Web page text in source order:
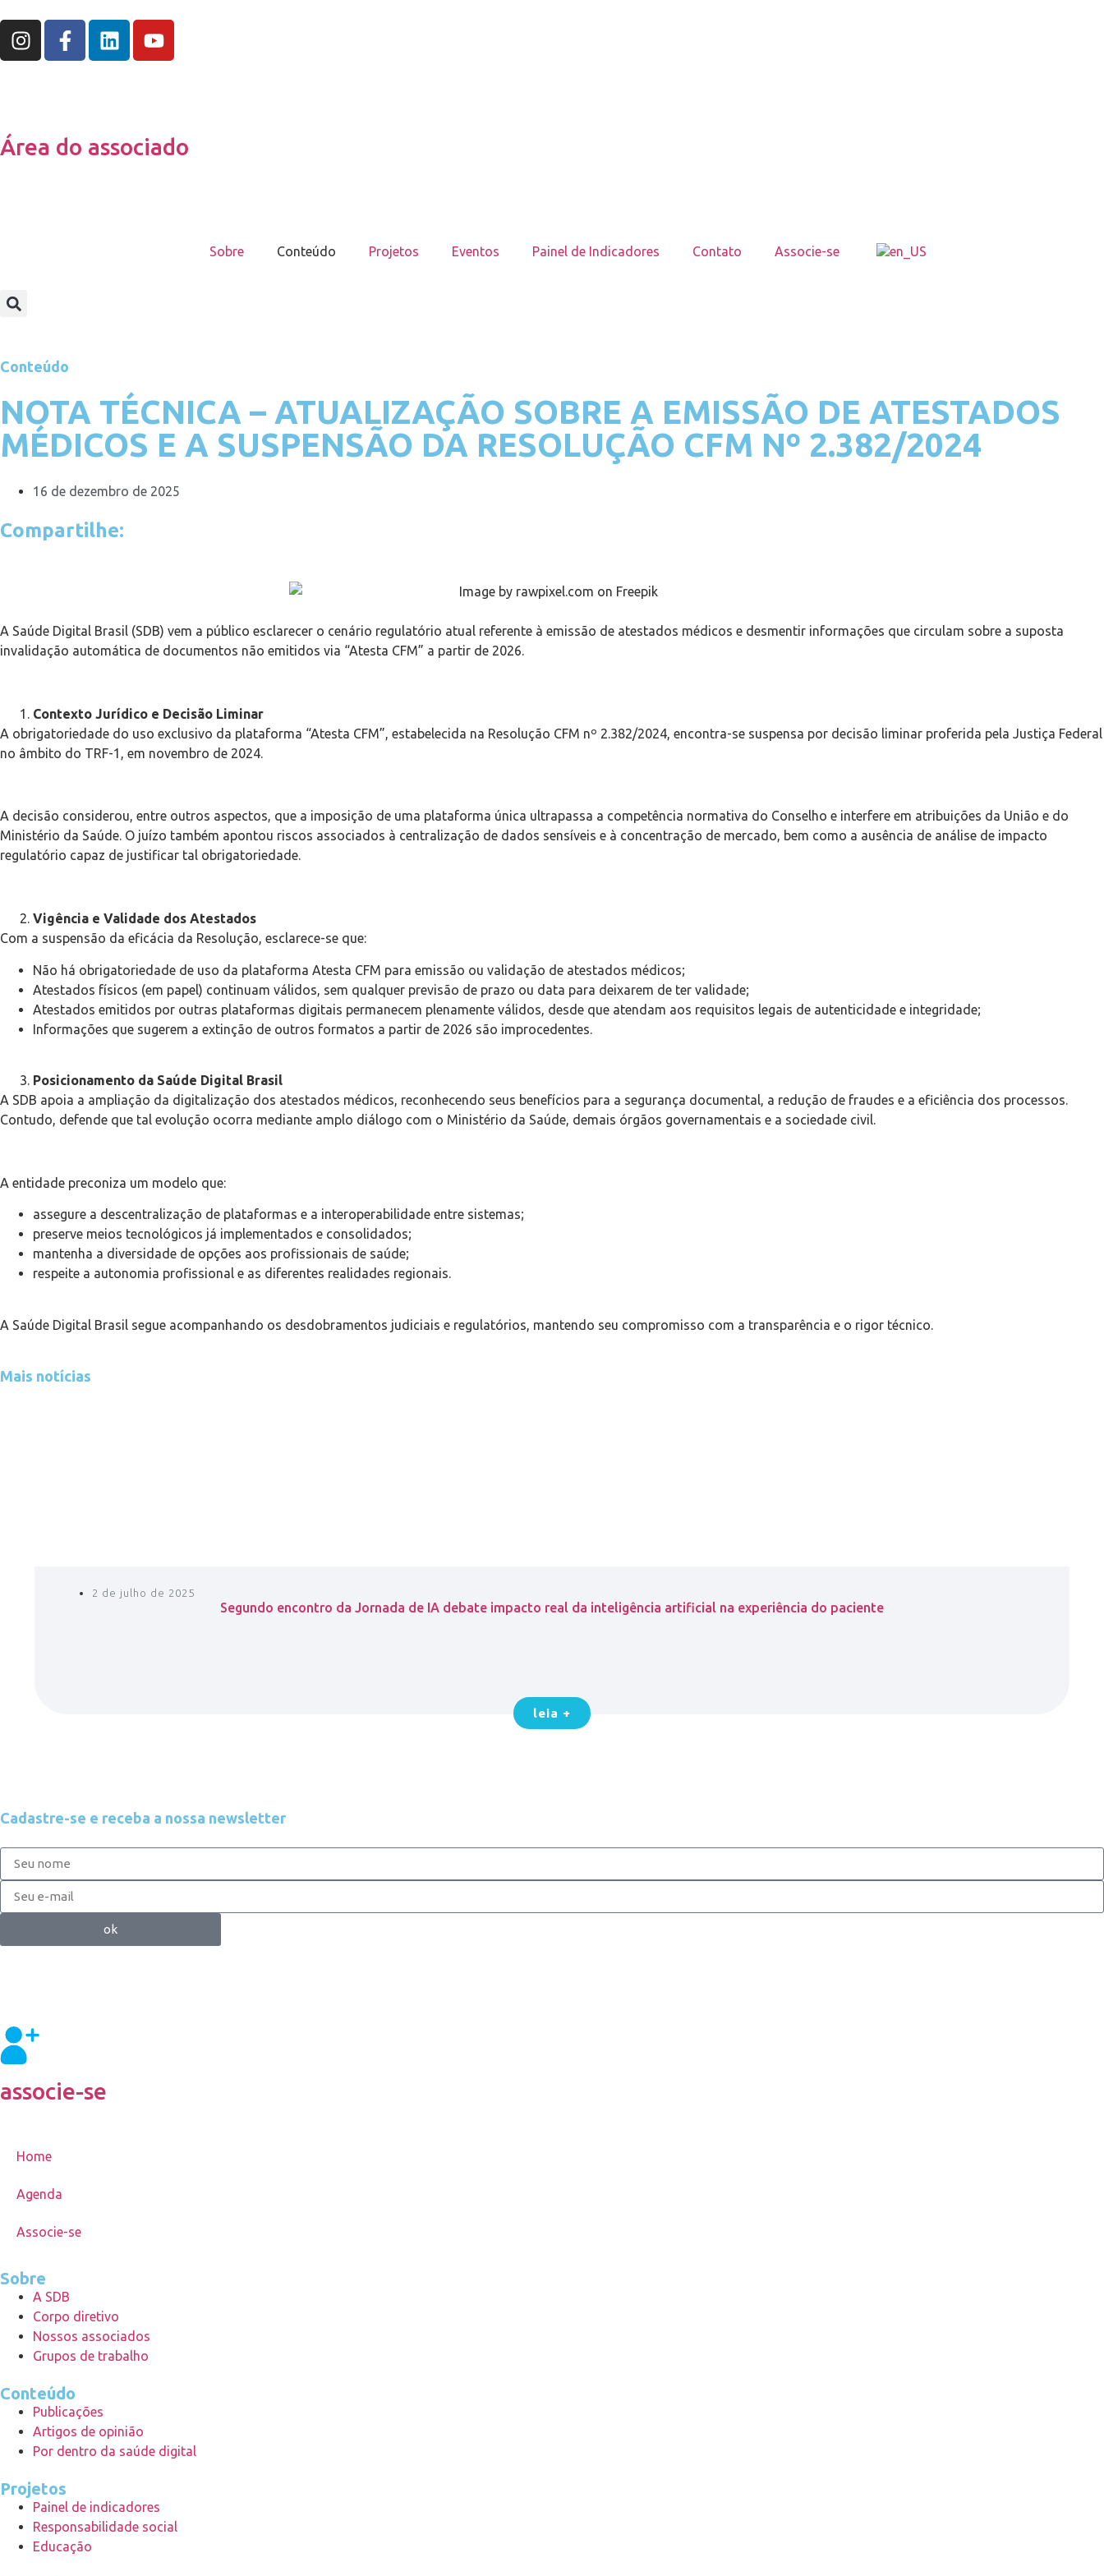
Área do associado
Sobre Conteúdo Projetos Eventos Painel de Indicadores Contato Associe-se
Conteúdo
NOTA TÉCNICA – ATUALIZAÇÃO SOBRE A EMISSÃO DE ATESTADOS
MÉDICOS E A SUSPENSÃO DA RESOLUÇÃO CFM Nº 2.382/2024
16 de dezembro de 2025
Compartilhe:
A Saúde Digital Brasil (SDB) vem a público esclarecer o cenário regulatório atual referente à emissão de atestados médicos e desmentir informações que circulam sobre a suposta
invalidação automática de documentos não emitidos via “Atesta CFM” a partir de 2026.
Contexto Jurídico e Decisão Liminar
A obrigatoriedade do uso exclusivo da plataforma “Atesta CFM”, estabelecida na Resolução CFM nº 2.382/2024, encontra-se suspensa por decisão liminar proferida pela Justiça Federal
no âmbito do TRF-1, em novembro de 2024.
A decisão considerou, entre outros aspectos, que a imposição de uma plataforma única ultrapassa a competência normativa do Conselho e interfere em atribuições da União e do
Ministério da Saúde. O juízo também apontou riscos associados à centralização de dados sensíveis e à concentração de mercado, bem como a ausência de análise de impacto
regulatório capaz de justificar tal obrigatoriedade.
Vigência e Validade dos Atestados
Com a suspensão da eficácia da Resolução, esclarece-se que:
Não há obrigatoriedade de uso da plataforma Atesta CFM para emissão ou validação de atestados médicos;
Atestados físicos (em papel) continuam válidos, sem qualquer previsão de prazo ou data para deixarem de ter validade;
Atestados emitidos por outras plataformas digitais permanecem plenamente válidos, desde que atendam aos requisitos legais de autenticidade e integridade;
Informações que sugerem a extinção de outros formatos a partir de 2026 são improcedentes.
Posicionamento da Saúde Digital Brasil
A SDB apoia a ampliação da digitalização dos atestados médicos, reconhecendo seus benefícios para a segurança documental, a redução de fraudes e a eficiência dos processos.
Contudo, defende que tal evolução ocorra mediante amplo diálogo com o Ministério da Saúde, demais órgãos governamentais e a sociedade civil.
A entidade preconiza um modelo que:
assegure a descentralização de plataformas e a interoperabilidade entre sistemas;
preserve meios tecnológicos já implementados e consolidados;
mantenha a diversidade de opções aos profissionais de saúde;
respeite a autonomia profissional e as diferentes realidades regionais.
A Saúde Digital Brasil segue acompanhando os desdobramentos judiciais e regulatórios, mantendo seu compromisso com a transparência e o rigor técnico.
Mais notícias
2 de julho de 2025
Segundo encontro da Jornada de IA debate impacto real da inteligência artificial na experiência do paciente
leia +
Cadastre-se e receba a nossa newsletter
ok
associe-se
Home
Agenda
Associe-se
Sobre
A SDB
Corpo diretivo
Nossos associados
Grupos de trabalho
Conteúdo
Publicações
Artigos de opinião
Por dentro da saúde digital
Projetos
Painel de indicadores
Responsabilidade social
Educação